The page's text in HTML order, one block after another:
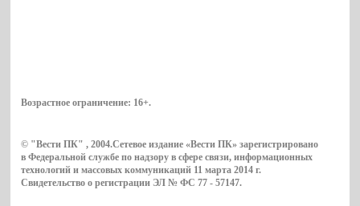
Возрастное ограничение: 16+.
© "Вести ПК" , 2004.Сетевое издание «Вести ПК» зарегистрировано
в Федеральной службе по надзору в сфере связи, информационных
технологий и массовых коммуникаций 11 марта 2014 г.
Свидетельство о регистрации ЭЛ № ФС 77 - 57147.